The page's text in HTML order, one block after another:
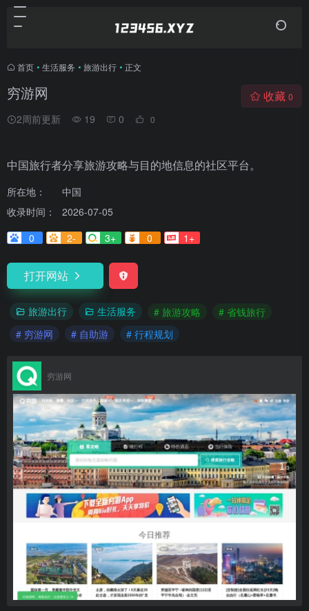
首页 • 生活服务 • 旅游出行 • 正文
穷游网
2周前更新 19 0 0
收藏 0
中国旅行者分享旅游攻略与目的地信息的社区平台。
所在地：
中国
收录时间：
2026-07-05
0
2- 3+ 0 1+
打开网站
旅游出行 生活服务 # 旅游攻略
# 省钱旅行
# 穷游网
# 自助游 # 行程规划
穷游网